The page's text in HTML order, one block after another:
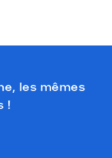
les mêmes
!